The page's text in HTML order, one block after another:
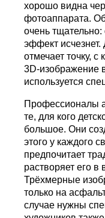
хорошо видна
фотоаппарата.
очень
эффект исчезнет.
отмечает точку,
3D-изображение
используется
Профессионалы
те, для кого
большое. Они
этого у каждого
предпочитает
растворяет его в
Трёхмерные
только на
случае нужны